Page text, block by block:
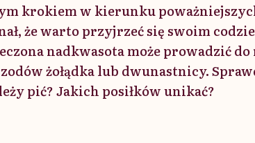
krokiem w kierunku
że warto przyjrzeć się swoim
nadkwasota może prowadzić
żołądka lub dwunastnicy.
pić? Jakich posiłków unikać?